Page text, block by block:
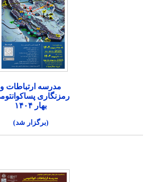
مدرسه ارتباطات و
رمزنگاری
بهار ۱۴۰۴
(برگزار شد)